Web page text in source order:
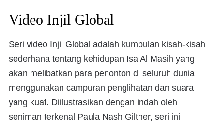
Video Injil Global
Seri video Injil Global adalah kumpulan kisah-kisah
sederhana tentang kehidupan Isa Al Masih yang
akan melibatkan para penonton di seluruh dunia
menggunakan campuran penglihatan dan suara
yang kuat. Diilustrasikan dengan indah oleh
seniman terkenal Paula Nash Giltner, seri ini